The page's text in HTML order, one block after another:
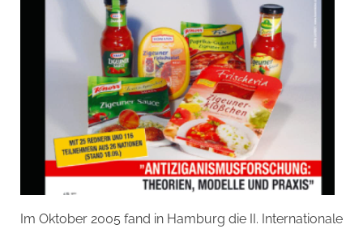
Im Oktober 2005 fand in Hamburg die II. Internationale